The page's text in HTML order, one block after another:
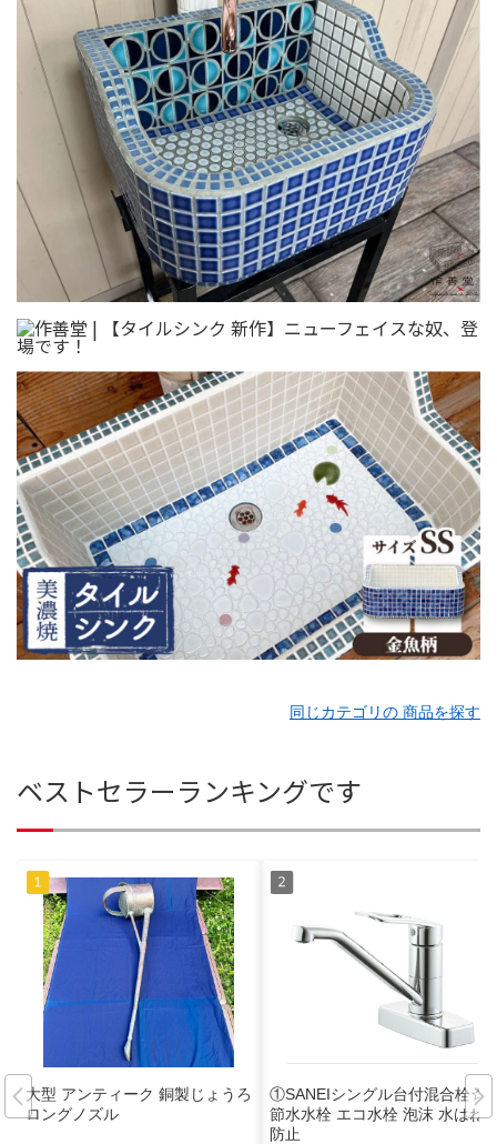
同じカテゴリの 商品を探す
ベストセラーランキングです
大型 アンティーク 銅製じょうろ
ロングノズル
①SANEIシングル台付混合栓☆
節水水栓 エコ水栓 泡沫 水はね
防止